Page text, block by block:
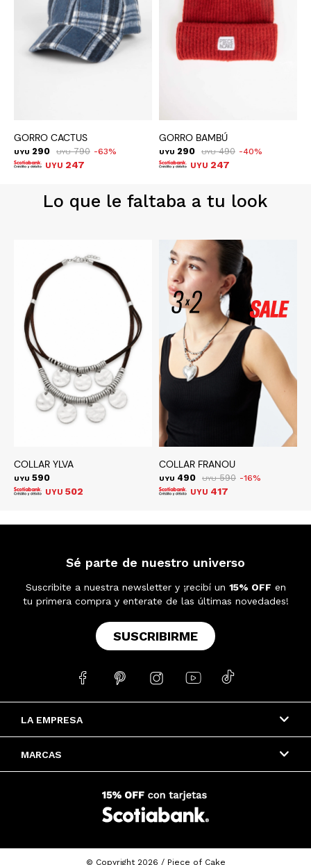
GORRO CACTUS
UYU 290 UYU 790 63
UYU 247
GORRO BAMBÚ
UYU 290 UYU 490 40
UYU 247
Lo que le faltaba a tu look
COLLAR YLVA
UYU 590
UYU 502
COLLAR FRANOU
UYU 490 UYU 590 16
UYU 417
LA EMPRESA
MARCAS
Sé parte de nuestro universo
Suscribite a nuestra newsletter y ¡recibí un 15% OFF en
tu primera compra y enterate de las últimas novedades!
SUSCRIBIRME
    
© Copyright 2026 / Piece of Cake